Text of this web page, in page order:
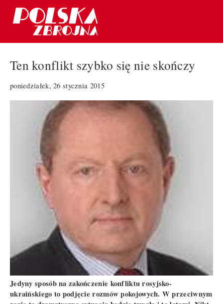
Ten konflikt szybko się nie skończy
poniedziałek, 26 stycznia 2015
Jedyny sposób na zakończenie konfliktu rosyjsko-
ukraińskiego to podjęcie rozmów pokojowych. W przeciwnym